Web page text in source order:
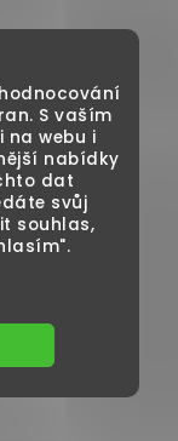
S vaším
na webu i
nabídky
dat
svůj
souhlas,